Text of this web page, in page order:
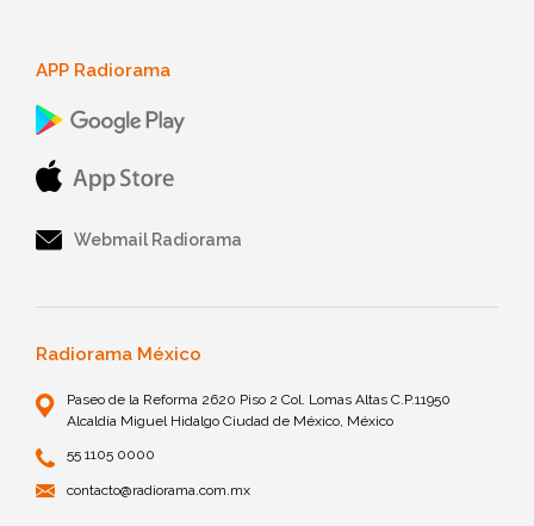
APP Radiorama
Webmail Radiorama
Radiorama México
Paseo de la Reforma 2620 Piso 2 Col. Lomas Altas C.P.11950
Alcaldía Miguel Hidalgo Ciudad de México, México
55 1105 0000
contacto@radiorama.com.mx